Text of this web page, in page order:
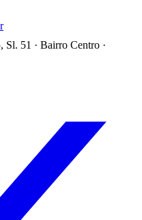
Sl. 51 · Bairro Centro ·